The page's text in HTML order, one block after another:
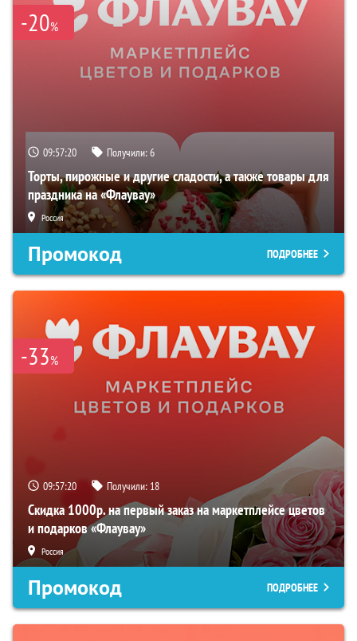
-20%
09:57:19 Получили:6
Торты, пирожные и другие сладости, а также товары для
праздника на «Флаувау»
Россия
Промокод ПОДРОБНЕЕ
-33%
09:57:19 Получили: 18
Скидка 1000р. на первый заказ на маркетплейсе цветов
и подарков «Флаувау»
Россия
Промокод ПОДРОБНЕЕ